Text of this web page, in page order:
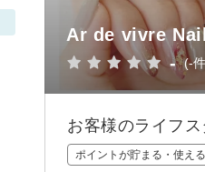
Ar de vivre
- (-
お客様のライフ
ポイントが貯まる・使える